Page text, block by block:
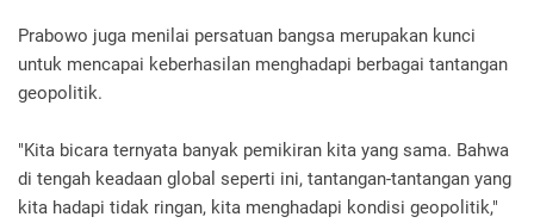
Prabowo juga menilai persatuan bangsa merupakan kunci
untuk mencapai keberhasilan menghadapi berbagai tantangan
geopolitik.
"Kita bicara ternyata banyak pemikiran kita yang sama. Bahwa
di tengah keadaan global seperti ini, tantangan-tantangan yang
kita hadapi tidak ringan, kita menghadapi kondisi geopolitik,"